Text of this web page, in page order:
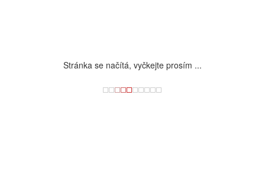
Stránka se načítá, vyčkejte prosím ...